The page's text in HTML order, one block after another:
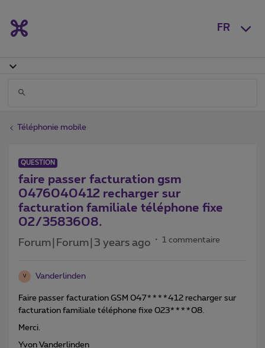
FR
Téléphonie mobile
QUESTION
faire passer facturation gsm
0476040412 recharger sur
facturation familiale téléphone fixe
02/3583608.
Forum|Forum|3 years ago 1 commentaire
V Vanderlinden
Faire passer facturation GSM 047****412 recharger sur
facturation familiale téléphone fixe 023****08.
Merci.
Yvon Vanderlinden